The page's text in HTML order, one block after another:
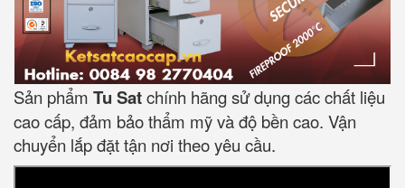
Sản phẩm Tu Satchính hãng sử dụng các chất liệu
cao cấp, đảm bảo thẩm mỹ và độ bền cao. Vận
chuyển lắp đặt tận nơi theo yêu cầu.